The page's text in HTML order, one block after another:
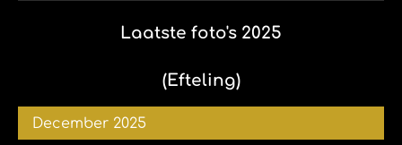
2026
Laatste foto's 2025
(Efteling)
December 2025